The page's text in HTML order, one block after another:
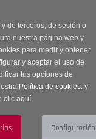
de terceros, de sesión o
nuestra página web y
para medir y obtener
y aceptar el uso de
tus opciones de
Política de cookies.y
clic aquí.
OUTLET20